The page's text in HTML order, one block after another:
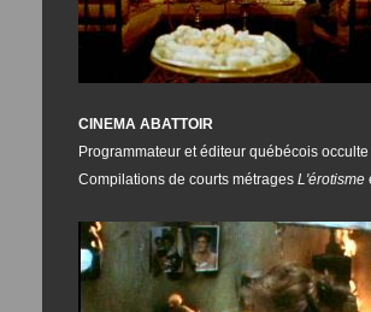
CINEMA ABATTOIR
Programmateur et éditeur québécois
Compilations de courts métrages L'érotisme